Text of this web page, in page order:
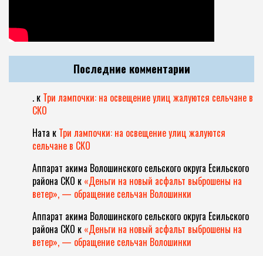
Последние комментарии
. к Три лампочки: на освещение улиц жалуются сельчане в
СКО
Ната к Три лампочки: на освещение улиц жалуются
сельчане в СКО
Аппарат акима Волошинского сельского округа Есильского
района СКО к «Деньги на новый асфальт выброшены на
ветер», — обращение сельчан Волошинки
Аппарат акима Волошинского сельского округа Есильского
района СКО к «Деньги на новый асфальт выброшены на
ветер», — обращение сельчан Волошинки